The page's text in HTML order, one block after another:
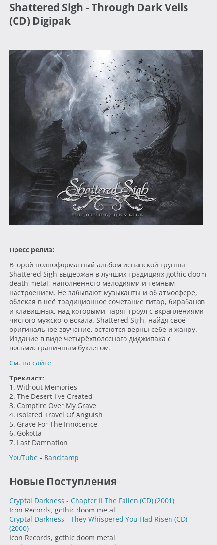
Shattered Sigh - Through Dark Veils
(CD) Digipak
Пресс релиз:
Второй полноформатный альбом испанской группы
Shattered Sigh выдержан в лучших традициях gothic doom
death metal, наполненного мелодиями и тёмным
настроением. Не забывают музыканты и об атмосфере,
облекая в неё традиционное сочетание гитар, бирабанов
и клавишных, над которыми парят гроул с вкраплениями
чистого мужского вокала. Shattered Sigh, найдя своё
оригинальное звучание, остаются верны себе и жанру.
Издание в виде четырёхполосного диджипака с
восьмистраничным буклетом.
См. на сайте
Треклист:
1. Without Memories
2. The Desert I've Created
3. Campfire Over My Grave
4. Isolated Travel Of Anguish
5. Grave For The Innocence
6. Gokotta
7. Last Damnation
YouTube - Bandcamp
Новые Поступления
Cryptal Darkness - Chapter II The Fallen (CD) (2001)
Icon Records, gothic doom metal
Cryptal Darkness - They Whispered You Had Risen (CD)
(2000)
Icon Records, gothic doom metal